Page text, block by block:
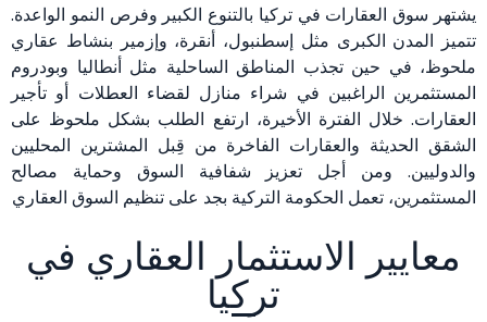
يشتهر سوق العقارات في تركيا بالتنوع الكبير وفرص النمو الواعدة.
تتميز المدن الكبرى مثل إسطنبول، أنقرة، وإزمير بنشاط عقاري
ملحوظ، في حين تجذب المناطق الساحلية مثل أنطاليا وبودروم
المستثمرين الراغبين في شراء منازل لقضاء العطلات أو تأجير
العقارات. خلال الفترة الأخيرة، ارتفع الطلب بشكل ملحوظ على
الشقق الحديثة والعقارات الفاخرة من قِبل المشترين المحليين
والدوليين. ومن أجل تعزيز شفافية السوق وحماية مصالح
المستثمرين، تعمل الحكومة التركية بجد على تنظيم السوق العقاري
معايير الاستثمار العقاري في
تركيا